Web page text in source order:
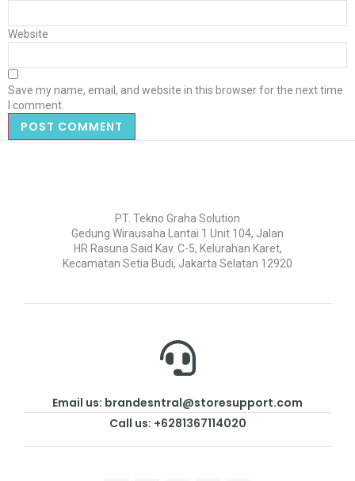
Website
Save my name, email, and website in this browser for the next time
I comment.
PT. Tekno Graha Solution
Gedung Wirausaha Lantai 1 Unit 104, Jalan
HR Rasuna Said Kav. C-5, Kelurahan Karet,
Kecamatan Setia Budi, Jakarta Selatan 12920
Email us: brandesntral@storesupport.com
Call us: +6281367114020